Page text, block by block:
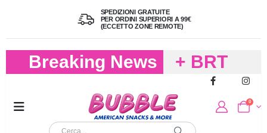
SPEDIZIONI GRATUITE
PER ORDINI SUPERIORI A 99€
(ECCETTO ZONE REMOTE)
Breaking News
+ BRT
FREDDO
PER
0